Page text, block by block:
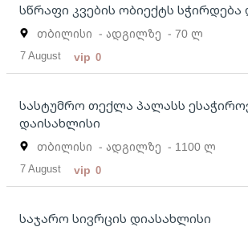
სწრაფი კვების ობიექტს სჭირდება
თბილისი - ადგილზე - 70 ლ
7 August vip 0
სასტუმრო თექლა პალასს
დაისახლისი
თბილისი - ადგილზე - 1100 ლ
7 August vip 0
საჯარო სივრცის დიასახლისი